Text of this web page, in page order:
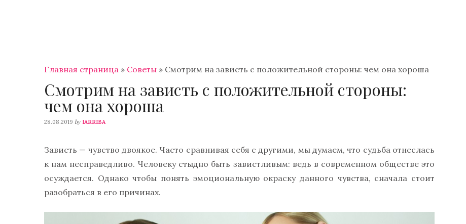
Главная страница » Советы » Смотрим на зависть с положительной стороны: чем она хороша
Смотрим на зависть с положительной стороны:
чем она хороша
28.08.2019 by IARRIBA
Зависть — чувство двоякое. Часто сравнивая себя с другими, мы думаем, что судьба отнеслась
к нам несправедливо. Человеку стыдно быть завистливым: ведь в современном обществе это
осуждается. Однако чтобы понять эмоциональную окраску данного чувства, сначала стоит
разобраться в его причинах.